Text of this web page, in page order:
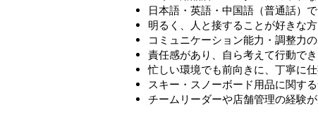
日本語・英語・中国語（普通話）
明るく、人と接することが好きな方
コミュニケーション能力・調整力
責任感があり、自ら考えて行動で
忙しい環境でも前向きに、丁寧に
スキー・スノーボード用品に関す
チームリーダーや店舗管理の経験